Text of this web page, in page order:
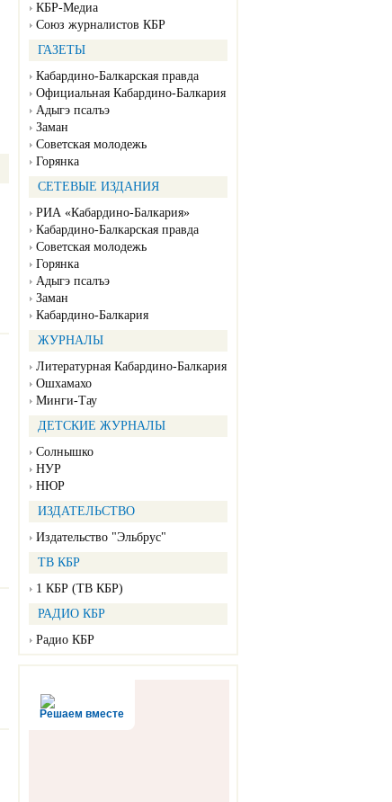
КБР-Медиа
Союз журналистов КБР
ГАЗЕТЫ
Кабардино-Балкарская правда
Официальная Кабардино-Балкария
Адыгэ псалъэ
Заман
Советская молодежь
Горянка
СЕТЕВЫЕ ИЗДАНИЯ
РИА «Кабардино-Балкария»
Кабардино-Балкарская правда
Советская молодежь
Горянка
Адыгэ псалъэ
Заман
Кабардино-Балкария
ЖУРНАЛЫ
Литературная Кабардино-Балкария
Ошхамахо
Минги-Тау
ДЕТСКИЕ ЖУРНАЛЫ
Солнышко
НУР
НЮР
ИЗДАТЕЛЬСТВО
Издательство "Эльбрус"
ТВ КБР
1 КБР (ТВ КБР)
РАДИО КБР
Радио КБР
Решаем вместе